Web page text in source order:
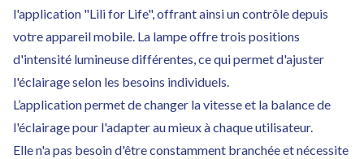
l'application "Lili for Life", offrant ainsi un contrôle depuis
votre appareil mobile. La lampe offre trois positions
d'intensité lumineuse différentes, ce qui permet d'ajuster
l'éclairage selon les besoins individuels.
L’application permet de changer la vitesse et la balance de
l'éclairage pour l'adapter au mieux à chaque utilisateur.
Elle n'a pas besoin d'être constamment branchée et nécessite